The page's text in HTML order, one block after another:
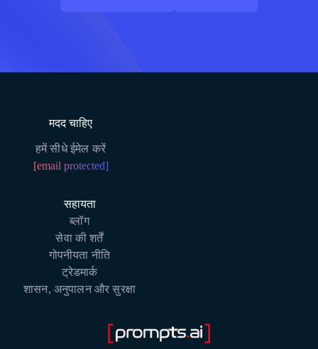
मदद चाहिए
हमें सीधे ईमेल करें
[email protected]
सहायता
ब्लॉग
सेवा की शर्तें
गोपनीयता नीति
ट्रेडमार्क
शासन, अनुपालन और सुरक्षा